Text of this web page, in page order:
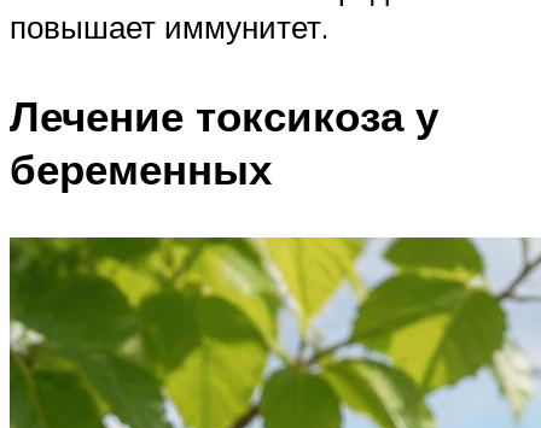
повышает иммунитет.
Лечение токсикоза у
беременных